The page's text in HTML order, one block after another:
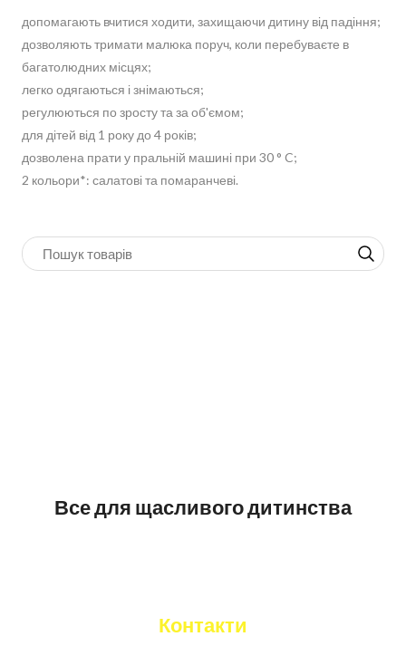
допомагають вчитися ходити, захищаючи дитину від падіння;
дозволяють тримати малюка поруч, коли перебуваєте в
багатолюдних місцях;
легко одягаються і знімаються;
регулюються по зросту та за об'ємом;
для дітей від 1 року до 4 років;
дозволена прати у пральній машині при 30 ° C;
2 кольори*: салатові та помаранчеві.
Все для щасливого дитинства
Контакти